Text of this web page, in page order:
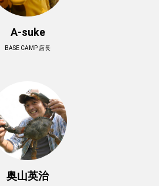
A-suke
BASE CAMP 店長
奥山英治